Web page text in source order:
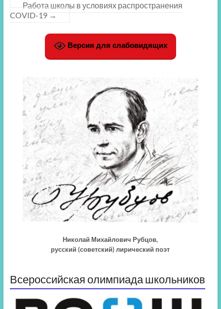
Работа школы в условиях распространения
COVID-19 →
Версия для слабовидящих
Николай Михайлович Рубцов,
русский (советский) лирический поэт
Всероссийская олимпиада школьников